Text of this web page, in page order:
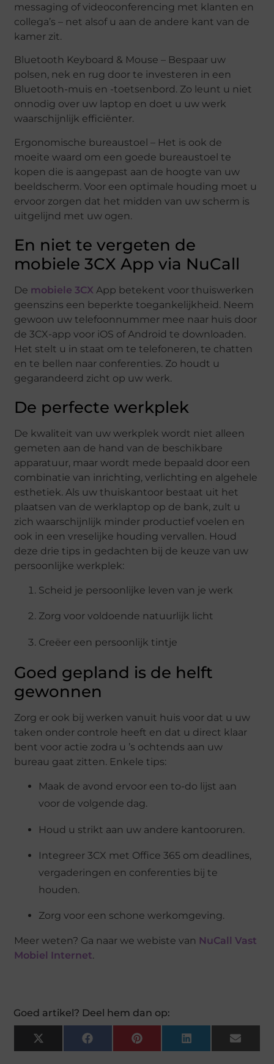
messaging of videoconferencing met klanten en
collega’s – net alsof u aan de andere kant van de
kamer zit.
Bluetooth Keyboard & Mouse – Bespaar uw
polsen, nek en rug door te investeren in een
Bluetooth-muis en -toetsenbord. Zo leunt u niet
onnodig over uw laptop en doet u uw werk
waarschijnlijk efficiënter.
Ergonomische bureaustoel – Het is ook de
moeite waard om een goede bureaustoel te
kopen die is aangepast aan de hoogte van uw
beeldscherm. Voor een optimale houding moet u
ervoor zorgen dat het midden van uw scherm is
uitgelijnd met uw ogen.
En niet te vergeten de
mobiele 3CX App via NuCall
De mobiele 3CX App betekent voor thuiswerken
geenszins een beperkte toegankelijkheid. Neem
gewoon uw telefoonnummer mee naar huis door
de 3CX-app voor iOS of Android te downloaden.
Het stelt u in staat om te telefoneren, te chatten
en te bellen naar conferenties. Zo houdt u
gegarandeerd zicht op uw werk.
De perfecte werkplek
De kwaliteit van uw werkplek wordt niet alleen
gemeten aan de hand van de beschikbare
apparatuur, maar wordt mede bepaald door een
combinatie van inrichting, verlichting en algehele
esthetiek. Als uw thuiskantoor bestaat uit het
plaatsen van de werklaptop op de bank, zult u
zich waarschijnlijk minder productief voelen en
ook in een vreselijke houding vervallen. Houd
deze drie tips in gedachten bij de keuze van uw
persoonlijke werkplek:
Scheid je persoonlijke leven van je werk
Zorg voor voldoende natuurlijk licht
Creëer een persoonlijk tintje
Goed gepland is de helft
gewonnen
Zorg er ook bij werken vanuit huis voor dat u uw
taken onder controle heeft en dat u direct klaar
bent voor actie zodra u ’s ochtends aan uw
bureau gaat zitten. Enkele tips:
Maak de avond ervoor een to-do lijst aan
voor de volgende dag.
Houd u strikt aan uw andere kantooruren.
Integreer 3CX met Office 365 om deadlines,
vergaderingen en conferenties bij te
houden.
Zorg voor een schone werkomgeving.
Meer weten? Ga naar we webiste van NuCall Vast
Mobiel Internet.
Goed artikel? Deel hem dan op:
X
(Twitter)
FacebookPinterestLinkedInEmail